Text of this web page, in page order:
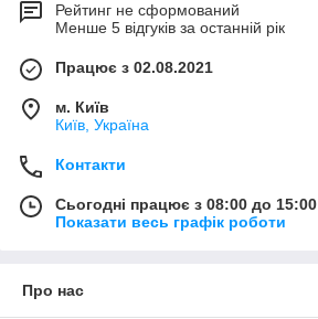
Рейтинг не сформований
Менше 5 відгуків за останній рік
Працює з 02.08.2021
м. Київ
Київ, Україна
Контакти
Сьогодні працює з 08:00 до 15:00
Показати весь графік роботи
Про нас